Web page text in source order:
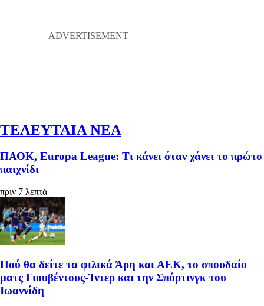
ΤΕΛΕΥΤΑΙΑ ΝΕΑ
ΠΑΟΚ, Europa League: Τι κάνει όταν χάνει το πρώτο
παιχνίδι
πριν 7 λεπτά
Πού θα δείτε τα φιλικά Άρη και ΑΕΚ, το σπουδαίο
ματς Γιουβέντους-Ίντερ και την Σπόρτινγκ του
Ιωαννίδη